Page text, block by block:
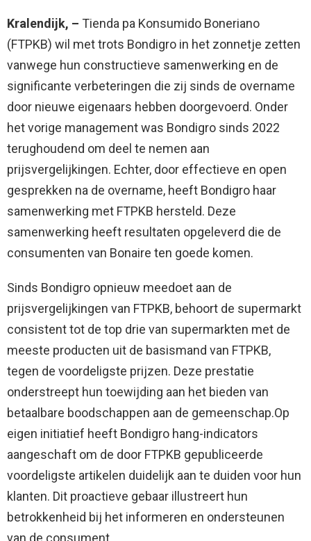
Kralendijk, – Tienda pa Konsumido Boneriano
(FTPKB) wil met trots Bondigro in het zonnetje zetten
vanwege hun constructieve samenwerking en de
significante verbeteringen die zij sinds de overname
door nieuwe eigenaars hebben doorgevoerd. Onder
het vorige management was Bondigro sinds 2022
terughoudend om deel te nemen aan
prijsvergelijkingen. Echter, door effectieve en open
gesprekken na de overname, heeft Bondigro haar
samenwerking met FTPKB hersteld. Deze
samenwerking heeft resultaten opgeleverd die de
consumenten van Bonaire ten goede komen.
Sinds Bondigro opnieuw meedoet aan de
prijsvergelijkingen van FTPKB, behoort de supermarkt
consistent tot de top drie van supermarkten met de
meeste producten uit de basismand van FTPKB,
tegen de voordeligste prijzen. Deze prestatie
onderstreept hun toewijding aan het bieden van
betaalbare boodschappen aan de gemeenschap.Op
eigen initiatief heeft Bondigro hang-indicators
aangeschaft om de door FTPKB gepubliceerde
voordeligste artikelen duidelijk aan te duiden voor hun
klanten. Dit proactieve gebaar illustreert hun
betrokkenheid bij het informeren en ondersteunen
van de consument.